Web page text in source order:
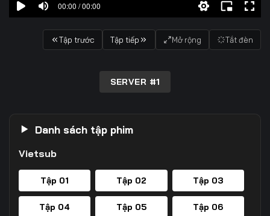
00:00 / 00:00
Tập trước Tập tiếp Mở rộng Tắt đèn
SERVER #1
Danh sách tập phim
Vietsub
Tập 01 Tập 02 Tập 03
Tập 04 Tập 05 Tập 06